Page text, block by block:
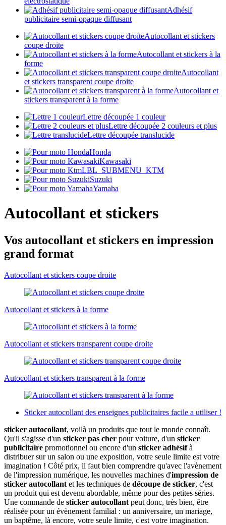
Adhésif
publicitaire semi-opaque diffusant
Autocollant et stickers
coupe droite
Autocollant et stickers à la
forme
Autocollant
et stickers transparent coupe droite
Autocollant et
stickers transparent à la forme
Lettre découpée 1 couleur
Lettre découpée 2 couleurs et plus
Lettre découpée translucide
Honda
Kawasaki
LBL_SUBMENU_KTM
Suzuki
Yamaha
Autocollant et stickers
Vos autocollant et stickers en impression
grand format
Autocollant et stickers coupe droite
Autocollant et stickers à la forme
Autocollant et stickers transparent coupe droite
Autocollant et stickers transparent à la forme
Sticker autocollant des enseignes publicitaires facile a utiliser !
sticker autocollant, voilà un produits que tout le monde connaît.
Qu'il s'agisse d'un sticker pas cher pour voiture, d'un sticker
publicitaire promotionnel ou encore d'un sticker adhésifà
distribuer sur un salon ou une exposition, votre seule limite est votre
imagination ! Côté prix, il faut bien comprendre qu'avec l'avènement
de l'impression numérique, les nouvelles machines d'impression de
sticker autocollant et les techniques de découpe de sticker, c'est
un produit qui est devenu abordable, même pour des petites séries.
Une commande de sticker autocollant peut donc, très bien, être
réalisée pour un évènement familial : un anniversaire, un mariage,
un baptême, là encore, votre seule limite, c'est votre imagination.